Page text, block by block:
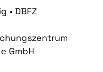
• DBFZ
GmbH